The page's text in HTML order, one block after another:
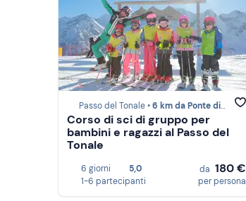
Passo del Tonale •6 km da Ponte di Legno
Corso di sci di gruppo per
bambini e ragazzi al Passo del
Tonale
6 giorni
5,0
1-6 partecipanti
da 180 €
per persona